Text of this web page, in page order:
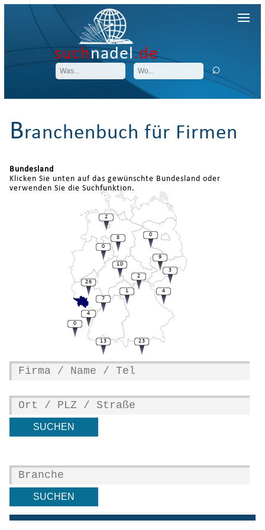
suchnadel.de
Branchenbuch für Firmen
Bundesland
Klicken Sie unten auf das gewünschte Bundesland oder
verwenden Sie die Suchfunktion.
4
3
26
9
2
0
8
2
0
10
0
7
4
13
1
23